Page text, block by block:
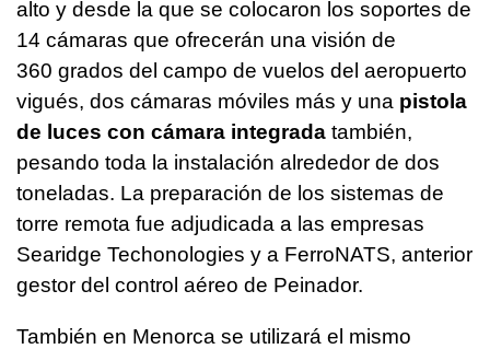
alto y desde la que se colocaron los soportes de
14 cámaras que ofrecerán una visión de
360 grados del campo de vuelos del aeropuerto
vigués, dos cámaras móviles más y una pistola
de luces con cámara integrada también,
pesando toda la instalación alrededor de dos
toneladas. La preparación de los sistemas de
torre remota fue adjudicada a las empresas
Searidge Techonologies y a FerroNATS, anterior
gestor del control aéreo de Peinador.
También en Menorca se utilizará el mismo